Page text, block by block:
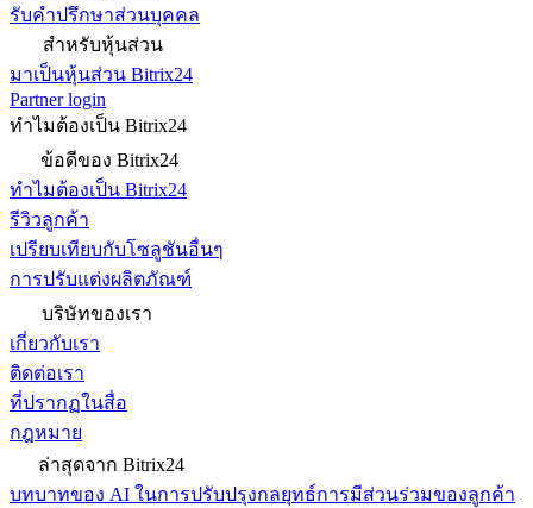
รับคำปรึกษาส่วนบุคคล
สำหรับหุ้นส่วน
มาเป็นหุ้นส่วน Bitrix24
Partner login
ทำไมต้องเป็น Bitrix24
ข้อดีของ Bitrix24
ทำไมต้องเป็น Bitrix24
รีวิวลูกค้า
เปรียบเทียบกับโซลูชันอื่นๆ
การปรับแต่งผลิตภัณฑ์
บริษัทของเรา
เกี่ยวกับเรา
ติดต่อเรา
ที่ปรากฏในสื่อ
กฎหมาย
ล่าสุดจาก Bitrix24
บทบาทของ AI ในการปรับปรุงกลยุทธ์การมีส่วนร่วมของลูกค้า